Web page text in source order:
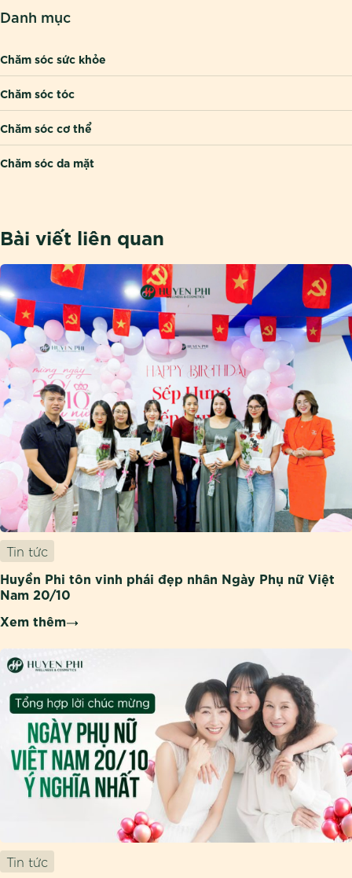
Danh mục
Chăm sóc sức khỏe
Chăm sóc tóc
Chăm sóc cơ thể
Chăm sóc da mặt
Bài viết liên quan
Tin tức
Huyền Phi tôn vinh phái đẹp nhân Ngày Phụ nữ Việt
Nam 20/10
Xem thêm
Tin tức